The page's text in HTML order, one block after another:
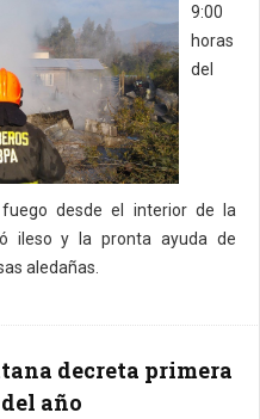
9:00
horas
del
desde el interior de la
ileso y la pronta ayuda de
aledañas.
decreta primera
año